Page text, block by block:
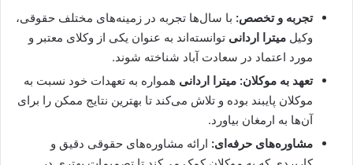
تجربه و تخصص: با سال‌ها تجربه در زمینه‌های مختلف حقوقی،
وکیل میترا اردانی توانسته‌اند به عنوان یکی از وکلای معتبر و
مورد اعتماد در سعادت آباد شناخته شوند.
تعهد به موکلان: میترا اردانی همواره به تعهدات خود نسبت به
موکلان پایبند بوده و تلاش می‌کند تا بهترین نتایج ممکن را برای
آن‌ها به ارمغان بیاورد.
مشاوره‌های حرفه‌ای: ارائه مشاوره‌های حقوقی دقیق و